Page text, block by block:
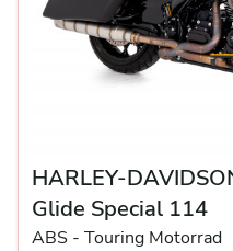
HARLEY-
Glide Special 114
ABS - Touring Motorrad